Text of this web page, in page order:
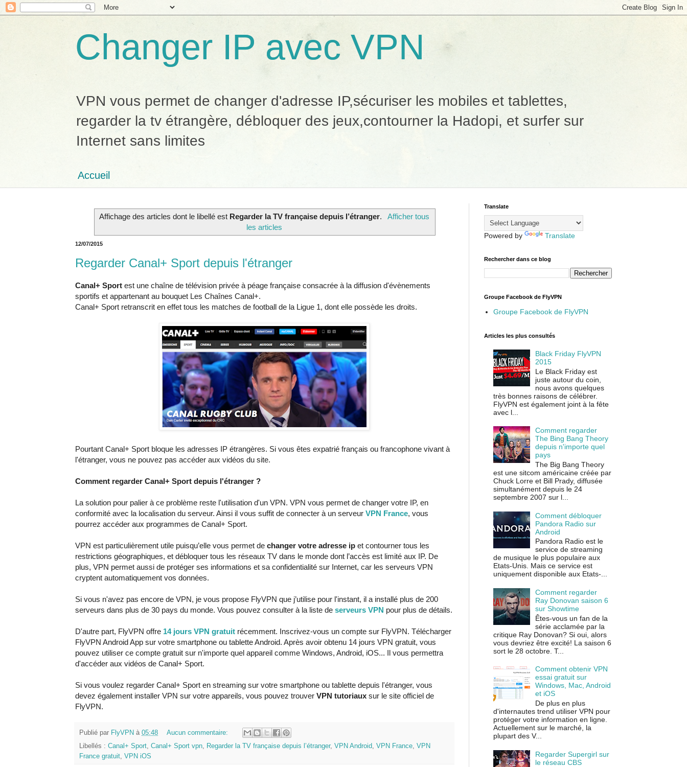
Changer IP avec VPN
VPN vous permet de changer d'adresse IP,sécuriser les mobiles et tablettes,
regarder la tv étrangère, débloquer des jeux,contourner la Hadopi, et surfer sur
Internet sans limites
Accueil
Affichage des articles dont le libellé est Regarder la TV française depuis l’étranger.
Afficher tous
les articles
12/07/2015
Regarder Canal+ Sport depuis l'étranger
Canal+ Sport est une chaîne de télévision privée à péage française consacrée à la diffusion d'évènements
sportifs et appartenant au bouquet Les Chaînes Canal+.
Canal+ Sport retranscrit en effet tous les matches de football de la Ligue 1, dont elle possède les droits.
Pourtant Canal+ Sport bloque les adresses IP étrangères. Si vous êtes expatrié français ou francophone vivant à
l'étranger, vous ne pouvez pas accéder aux vidéos du site.
Comment regarder Canal+ Sport depuis l'étranger ?
La solution pour palier à ce problème reste l'utilisation d'un VPN. VPN vous permet de changer votre IP, en
conformité avec la localisation du serveur. Ainsi il vous suffit de connecter à un serveur VPN France, vous
pourrez accéder aux programmes de Canal+ Sport.
VPN est particulièrement utile puisqu’elle vous permet de changer votre adresse ip et contourner tous les
restrictions géographiques, et débloquer tous les réseaux TV dans le monde dont l’accès est limité aux IP. De
plus, VPN permet aussi de protéger ses informations et sa confidentialité sur Internet, car les serveurs VPN
cryptent automatiquement vos données.
Si vous n'avez pas encore de VPN, je vous propose FlyVPN que j’utilise pour l'instant, il a installé plus de 200
serveurs dans plus de 30 pays du monde. Vous pouvez consulter à la liste de serveurs VPN pour plus de détails.
D'autre part, FlyVPN offre 14 jours VPN gratuit récemment. Inscrivez-vous un compte sur FlyVPN. Télécharger
FlyVPN Android App sur votre smartphone ou tablette Android. Après avoir obtenu 14 jours VPN gratuit, vous
pouvez utiliser ce compte gratuit sur n'importe quel appareil comme Windows, Android, iOS... Il vous permettra
d'accéder aux vidéos de Canal+ Sport.
Si vous voulez regarder Canal+ Sport en streaming sur votre smartphone ou tablette depuis l'étranger, vous
devez également installer VPN sur votre appareils, vous pouvez trouver VPN tutoriaux sur le site officiel de
FlyVPN.
Publié par FlyVPN à 05:48
Aucun commentaire:
Libellés : Canal+ Sport, Canal+ Sport vpn, Regarder la TV française depuis l’étranger, VPN Android, VPN France, VPN
France gratuit, VPN iOS
Translate
Powered by Translate
Rechercher dans ce blog
Groupe Facebook de FlyVPN
Groupe Facebook de FlyVPN
Articles les plus consultés
Black Friday FlyVPN
2015
Le Black Friday est
juste autour du coin,
nous avons quelques
très bonnes raisons de célébrer.
FlyVPN est également joint à la fête
avec l...
Comment regarder
The Bing Bang Theory
depuis n'importe quel
pays
The Big Bang Theory
est une sitcom américaine créée par
Chuck Lorre et Bill Prady, diffusée
simultanément depuis le 24
septembre 2007 sur l...
Comment débloquer
Pandora Radio sur
Android
Pandora Radio est le
service de streaming
de musique le plus populaire aux
Etats-Unis. Mais ce service est
uniquement disponible aux Etats-...
Comment regarder
Ray Donovan saison 6
sur Showtime
Êtes-vous un fan de la
série acclamée par la
critique Ray Donovan? Si oui, alors
vous devriez être excité! La saison 6
sort le 28 octobre. T...
Comment obtenir VPN
essai gratuit sur
Windows, Mac, Android
et iOS
De plus en plus
d'internautes trend utiliser VPN pour
protéger votre information en ligne.
Actuellement sur le marché, la
plupart des V...
Regarder Supergirl sur
le réseau CBS